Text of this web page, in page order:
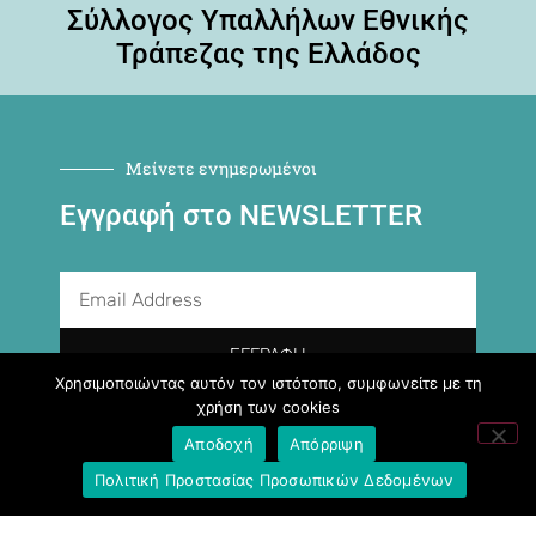
Σύλλογος Υπαλλήλων Εθνικής
Τράπεζας της Ελλάδος
Μείνετε ενημερωμένοι
Εγγραφή στο NEWSLETTER
ΕΓΓΡΑΦΉ
Ακολουθήστε μας
Χρησιμοποιώντας αυτόν τον ιστότοπο, συμφωνείτε με τη
χρήση των cookies
Αποδοχή
Απόρριψη
Πολιτική Προστασίας Προσωπικών Δεδομένων